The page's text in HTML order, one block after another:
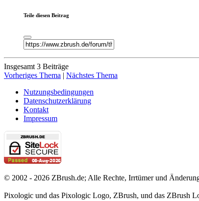
Teile diesen Beitrag
Insgesamt 3 Beiträge
Vorheriges Thema | Nächstes Thema
Nutzungsbedingungen
Datenschutzerklärung
Kontakt
Impressum
© 2002 - 2026 ZBrush.de; Alle Rechte, Irrtümer und
Pixologic und das Pixologic Logo, ZBrush, und das ZBrush